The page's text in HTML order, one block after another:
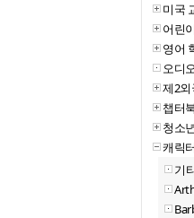
미국
어린
영어
오디
제2
챕터
청소
캐릭터
기